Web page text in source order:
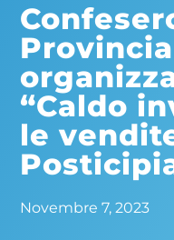
“Caldo
le
Novembre 7, 2023